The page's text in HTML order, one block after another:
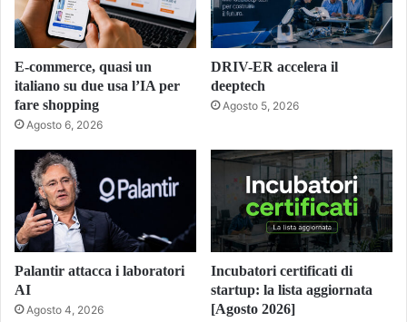
E-commerce, quasi un
italiano su due usa l’IA per
fare shopping
Agosto 6, 2026
DRIV-ER accelera il
deeptech
Agosto 5, 2026
Palantir attacca i laboratori
AI
Agosto 4, 2026
Incubatori certificati di
startup: la lista aggiornata
[Agosto 2026]